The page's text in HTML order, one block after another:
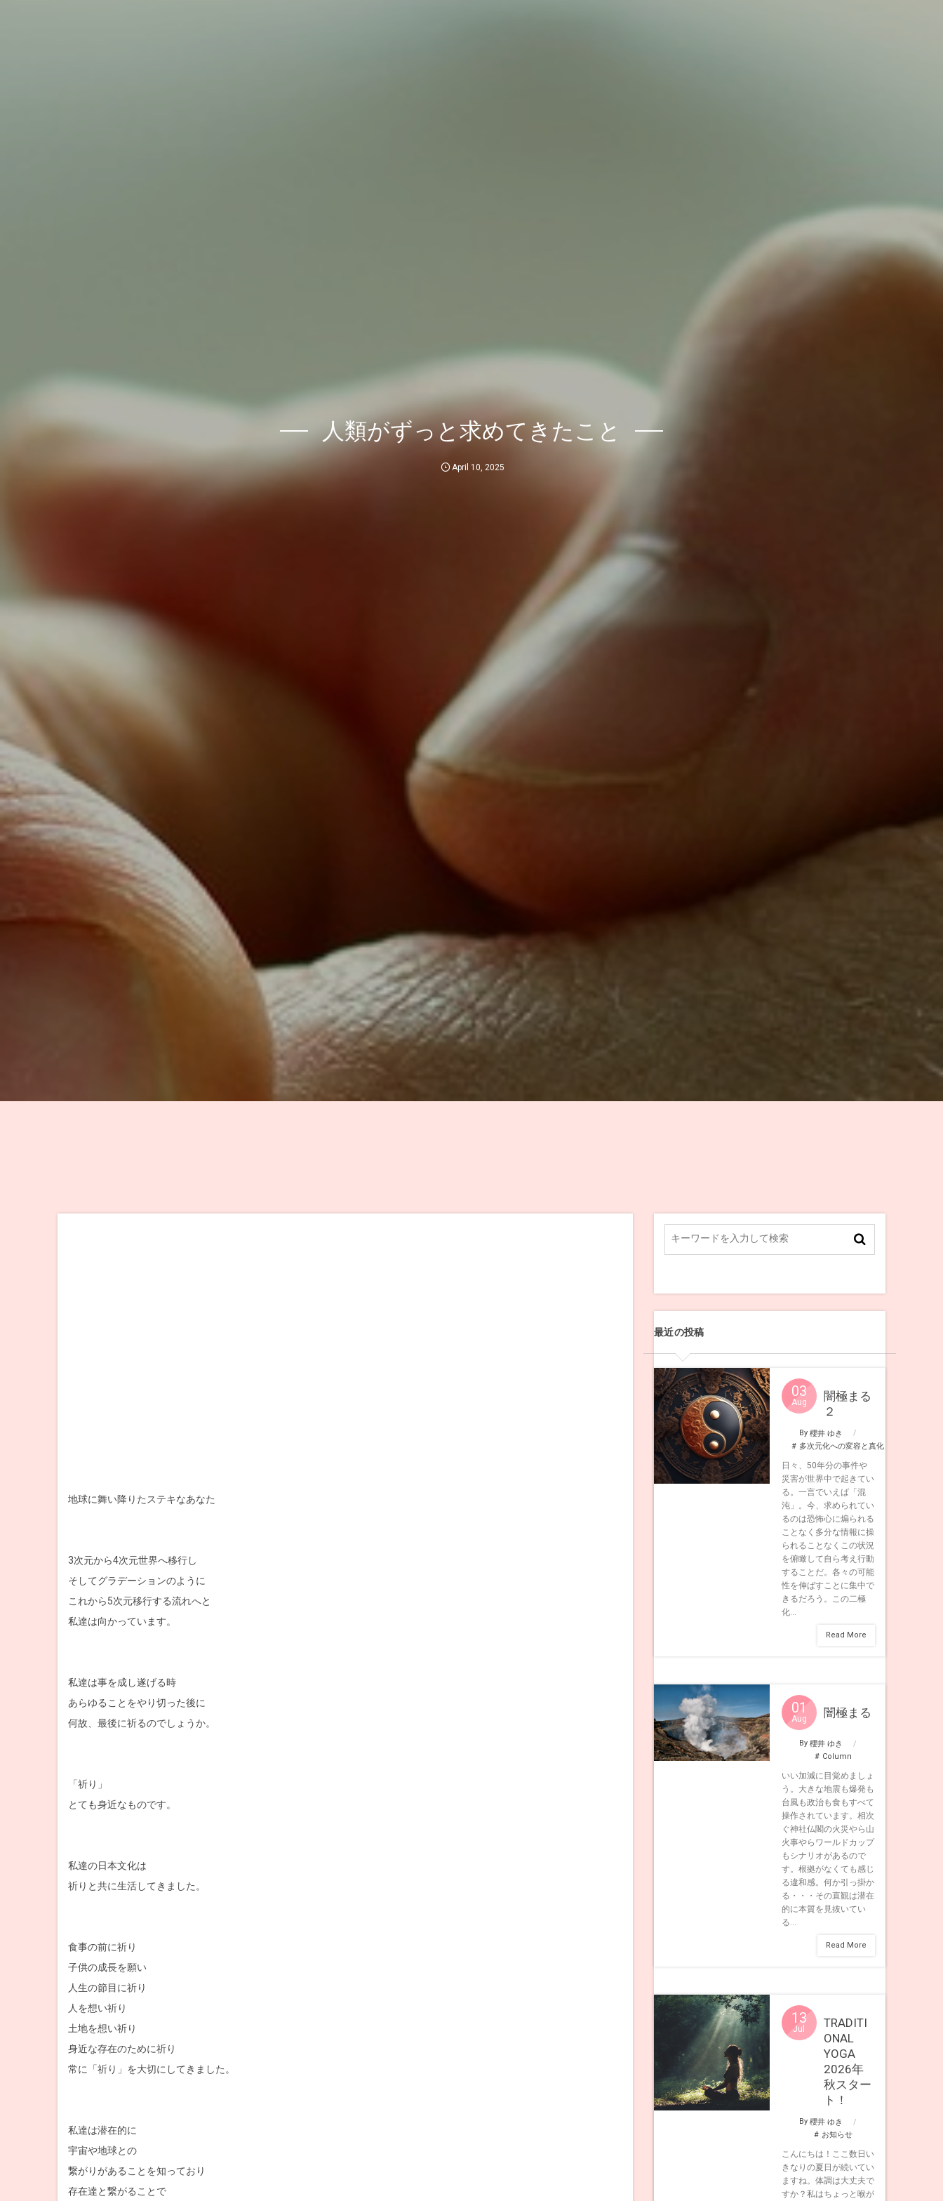
人類がずっと求めてきたこと
April 10, 2025
地球に舞い降りたステキなあなた
3次元から4次元世界へ移行し
そしてグラデーションのように
これから5次元移行する流れへと
私達は向かっています。
私達は事を成し遂げる時
あらゆることをやり切った後に
何故、最後に祈るのでしょうか。
「祈り」
とても身近なものです。
私達の日本文化は
祈りと共に生活してきました。
食事の前に祈り
子供の成長を願い
人生の節目に祈り
人を想い祈り
土地を想い祈り
身近な存在のために祈り
常に「祈り」を大切にしてきました。
私達は潜在的に
宇宙や地球との
繋がりがあることを知っており
存在達と繋がることで
最近の投稿
03
Aug
闇極まる
２
By 櫻井 ゆき
多次元化への変容と真化
日々、50年分の事件や
災害が世界中で起きてい
る。一言でいえば「混
沌」。今、求められてい
るのは恐怖心に煽られる
ことなく多分な情報に操
られることなくこの状況
を俯瞰して自ら考え行動
することだ。各々の可能
性を伸ばすことに集中で
きるだろう。この二極
化...
Read More
01
Aug 闇極まる
By 櫻井 ゆき
Column
いい加減に目覚めましょ
う。大きな地震も爆発も
台風も政治も食もすべて
操作されています。相次
ぐ神社仏閣の火災やら山
火事やらワールドカップ
もシナリオがあるので
す。根拠がなくても感じ
る違和感。何か引っ掛か
る・・・その直観は潜在
的に本質を見抜いてい
る...
Read More
13
Jul
TRADITI
ONAL
YOGA
2026年
秋スター
ト！
By 櫻井 ゆき
お知らせ
こんにちは！ここ数日い
きなりの夏日が続いてい
ますね。体調は大丈夫で
すか？私はちょっと喉が